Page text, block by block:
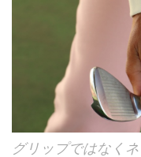
グリップではなく